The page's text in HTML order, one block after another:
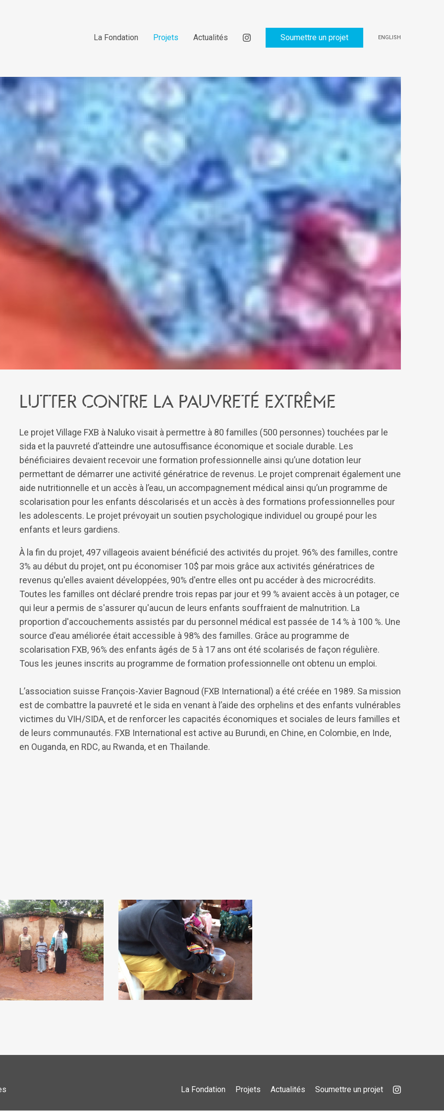
Lutter contre la pauvreté extrême
Le projet Village FXB à Naluko visait à permettre à 80 familles (500 personnes) touchées par le
sida et la pauvreté d’atteindre une autosuffisance économique et sociale durable. Les
bénéficiaires devaient recevoir une formation professionnelle ainsi qu’une dotation leur
permettant de démarrer une activité génératrice de revenus. Le projet comprenait également une
aide nutritionnelle et un accès à l’eau, un accompagnement médical ainsi qu’un programme de
scolarisation pour les enfants déscolarisés et un accès à des formations professionnelles pour
les adolescents. Le projet prévoyait un soutien psychologique individuel ou groupé pour les
enfants et leurs gardiens.
À la fin du projet, 497 villageois avaient bénéficié des activités du projet. 96% des familles, contre
3% au début du projet, ont pu économiser 10$ par mois grâce aux activités génératrices de
revenus qu'elles avaient développées, 90% d'entre elles ont pu accéder à des microcrédits.
Toutes les familles ont déclaré prendre trois repas par jour et 99 % avaient accès à un potager, ce
qui leur a permis de s'assurer qu'aucun de leurs enfants souffraient de malnutrition. La
proportion d'accouchements assistés par du personnel médical est passée de 14 % à 100 %. Une
source d'eau améliorée était accessible à 98% des familles. Grâce au programme de
scolarisation FXB, 96% des enfants âgés de 5 à 17 ans ont été scolarisés de façon régulière.
Tous les jeunes inscrits au programme de formation professionnelle ont obtenu un emploi.
L’association suisse François-Xavier Bagnoud (FXB International) a été créée en 1989. Sa mission
est de combattre la pauvreté et le sida en venant à l’aide des orphelins et des enfants vulnérables
victimes du VIH/SIDA, et de renforcer les capacités économiques et sociales de leurs familles et
de leurs communautés. FXB International est active au Burundi, en Chine, en Colombie, en Inde,
en Ouganda, en RDC, au Rwanda, et en Thaïlande.
La Fondation Projets Actualités Soumettre un projet
La Fondation Projets Actualités Soumettre un projet ENGLISH